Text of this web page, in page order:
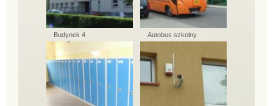
Budynek 4 Autobus szkolny